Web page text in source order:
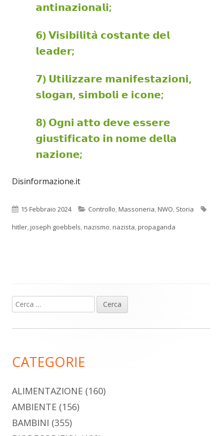
𝗮𝗻𝘁𝗶𝗻𝗮𝘇𝗶𝗼𝗻𝗮𝗹𝗶;
𝟲) 𝗩𝗶𝘀𝗶𝗯𝗶𝗹𝗶𝘁𝗮̀ 𝗰𝗼𝘀𝘁𝗮𝗻𝘁𝗲 𝗱𝗲𝗹
𝗹𝗲𝗮𝗱𝗲𝗿;
𝟳) 𝗨𝘁𝗶𝗹𝗶𝘇𝘇𝗮𝗿𝗲 𝗺𝗮𝗻𝗶𝗳𝗲𝘀𝘁𝗮𝘇𝗶𝗼𝗻𝗶,
𝘀𝗹𝗼𝗴𝗮𝗻, 𝘀𝗶𝗺𝗯𝗼𝗹𝗶 𝗲 𝗶𝗰𝗼𝗻𝗲;
𝟴) 𝗢𝗴𝗻𝗶 𝗮𝘁𝘁𝗼 𝗱𝗲𝘃𝗲 𝗲𝘀𝘀𝗲𝗿𝗲
𝗴𝗶𝘂𝘀𝘁𝗶𝗳𝗶𝗰𝗮𝘁𝗼 𝗶𝗻 𝗻𝗼𝗺𝗲 𝗱𝗲𝗹𝗹𝗮
𝗻𝗮𝘇𝗶𝗼𝗻𝗲;
Disinformazione.it
Pubblicato
15 Febbraio 2024 Categorie
Controllo,Massoneria,NWO, Storia
hitler,joseph goebbels,nazismo,nazista,propaganda
Barra
laterale
Ricerca
per:
CATEGORIE
ALIMENTAZIONE (160)
AMBIENTE (156)
BAMBINI (355)